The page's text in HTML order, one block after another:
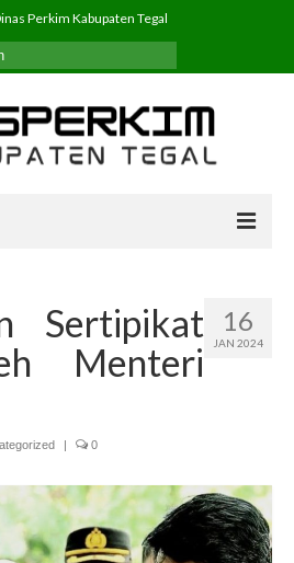
Perkim Kabupaten Tegal
16
JAN 2024
Sertipikat
Menteri
0